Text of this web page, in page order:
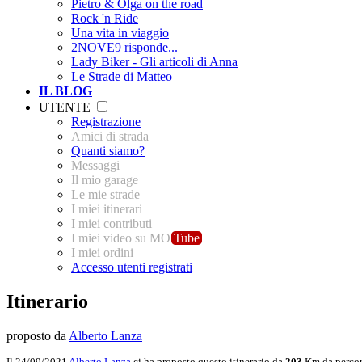
Pietro & Olga on the road
Rock 'n Ride
Una vita in viaggio
2NOVE9 risponde...
Lady Biker - Gli articoli di Anna
Le Strade di Matteo
IL BLOG
UTENTE
Registrazione
Amici di strada
Quanti siamo?
Messaggi
Il mio garage
Le mie strade
I miei itinerari
I miei contributi
I miei video su MO Tube
I miei ordini
Accesso utenti registrati
Itinerario
proposto da Alberto Lanza